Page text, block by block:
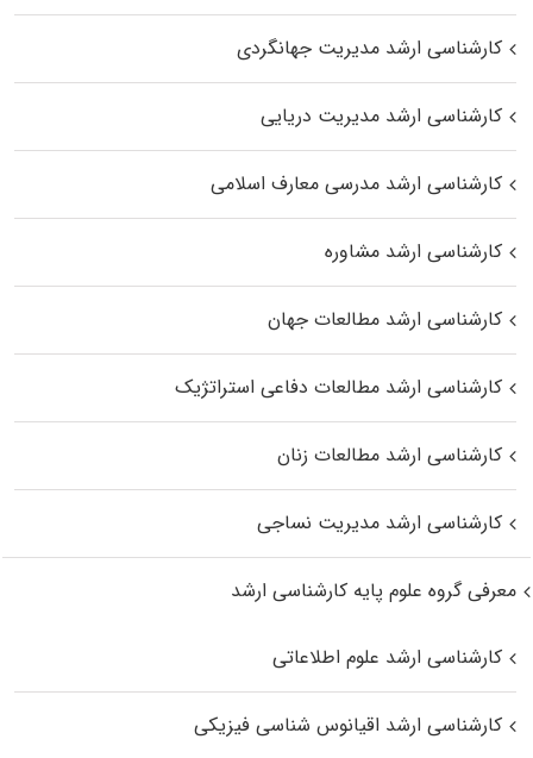
کارشناسی ارشد مدیریت جهانگردی
کارشناسی ارشد مدیریت دریایی
کارشناسی ارشد مدرسی معارف اسلامی
کارشناسی ارشد مشاوره
کارشناسی ارشد مطالعات جهان
کارشناسی ارشد مطالعات دفاعی استراتژیک
کارشناسی ارشد مطالعات زنان
کارشناسی ارشد مدیریت نساجی
معرفی گروه علوم پایه کارشناسی ارشد
کارشناسی ارشد علوم اطلاعاتی
کارشناسی ارشد اقیانوس‌ شناسی فیزیکی